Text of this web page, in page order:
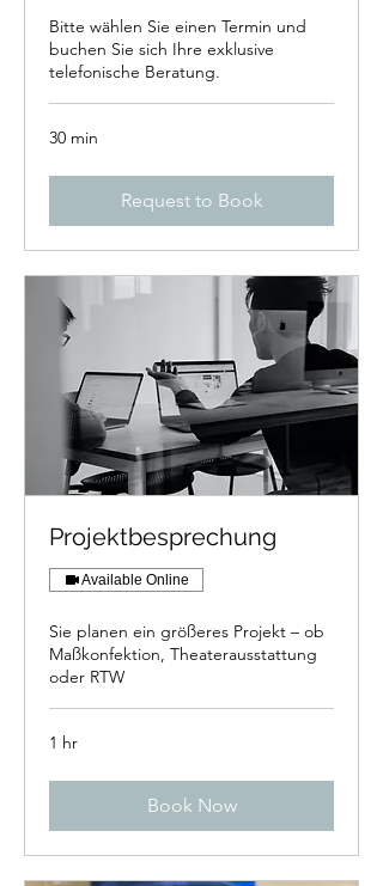
Bitte wählen Sie einen Termin und
buchen Sie sich Ihre exklusive
telefonische Beratung.
30 min
Request to Book
Projektbesprechung
Available Online
Sie planen ein größeres Projekt – ob
Maßkonfektion, Theaterausstattung
oder RTW
1 hr
Book Now